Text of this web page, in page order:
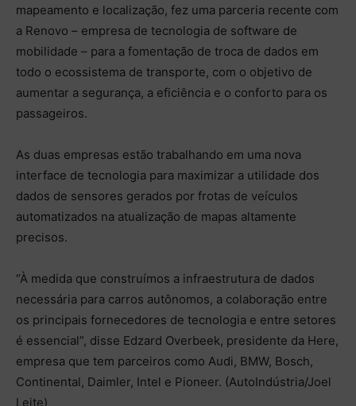
mapeamento e localização, fez uma parceria recente com
a Renovo – empresa de tecnologia de software de
mobilidade – para a fomentação de troca de dados em
todo o ecossistema de transporte, com o objetivo de
aumentar a segurança, a eficiência e o conforto para os
passageiros.
As duas empresas estão trabalhando em uma nova
interface de tecnologia para maximizar a utilidade dos
dados de sensores gerados por frotas de veículos
automatizados na atualização de mapas altamente
precisos.
“À medida que construímos a infraestrutura de dados
necessária para carros autônomos, a colaboração entre
os principais fornecedores de tecnologia e entre setores
é essencial”, disse Edzard Overbeek, presidente da Here,
empresa que tem parceiros como Audi, BMW, Bosch,
Continental, Daimler, Intel e Pioneer. (AutoIndústria/Joel
Leite)